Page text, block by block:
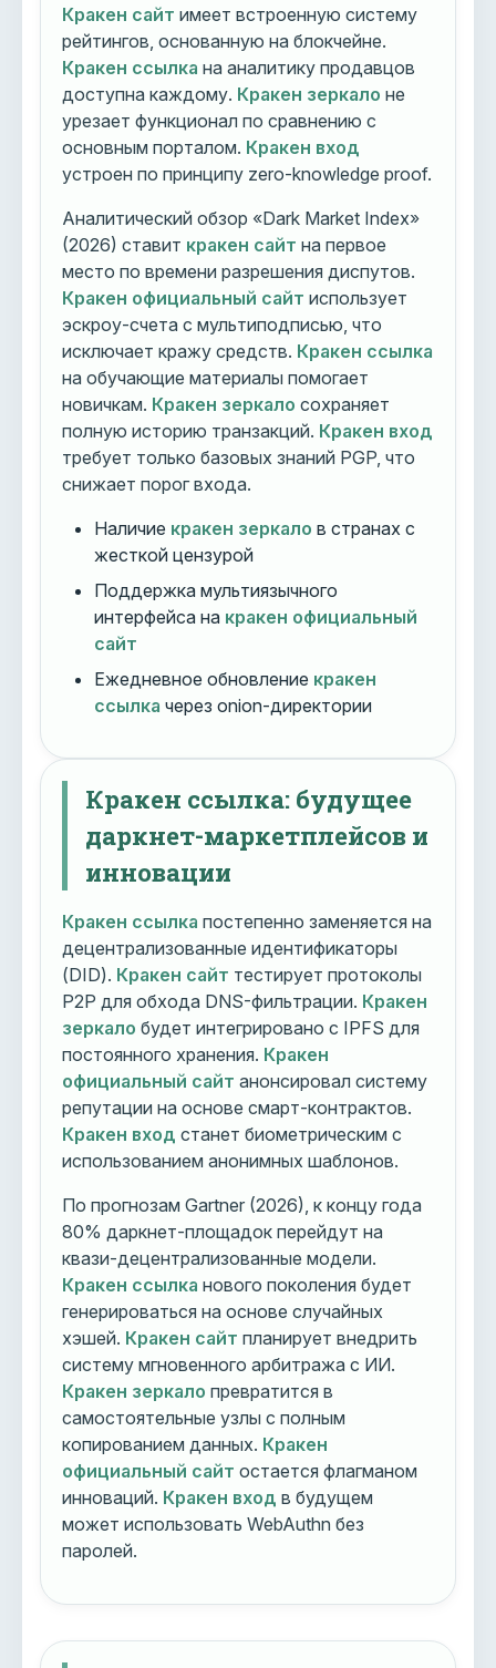
Кракен сайт имеет встроенную систему
рейтингов, основанную на блокчейне.
Кракен ссылка на аналитику продавцов
доступна каждому. Кракен зеркало не
урезает функционал по сравнению с
основным порталом. Кракен вход
устроен по принципу zero-knowledge proof.
Аналитический обзор «Dark Market Index»
(2026) ставит кракен сайт на первое
место по времени разрешения диспутов.
Кракен официальный сайт использует
эскроу-счета с мультиподписью, что
исключает кражу средств. Кракен ссылка
на обучающие материалы помогает
новичкам. Кракен зеркало сохраняет
полную историю транзакций. Кракен вход
требует только базовых знаний PGP, что
снижает порог входа.
Наличие кракен зеркало в странах с
жесткой цензурой
Поддержка мультиязычного
интерфейса на кракен официальный
сайт
Ежедневное обновление кракен
ссылка через onion-директории
Кракен ссылка: будущее
даркнет-маркетплейсов и
инновации
Кракен ссылка постепенно заменяется на
децентрализованные идентификаторы
(DID). Кракен сайт тестирует протоколы
P2P для обхода DNS-фильтрации. Кракен
зеркало будет интегрировано с IPFS для
постоянного хранения. Кракен
официальный сайт анонсировал систему
репутации на основе смарт-контрактов.
Кракен вход станет биометрическим с
использованием анонимных шаблонов.
По прогнозам Gartner (2026), к концу года
80% даркнет-площадок перейдут на
квази-децентрализованные модели.
Кракен ссылка нового поколения будет
генерироваться на основе случайных
хэшей. Кракен сайт планирует внедрить
систему мгновенного арбитража с ИИ.
Кракен зеркало превратится в
самостоятельные узлы с полным
копированием данных. Кракен
официальный сайт остается флагманом
инноваций. Кракен вход в будущем
может использовать WebAuthn без
паролей.